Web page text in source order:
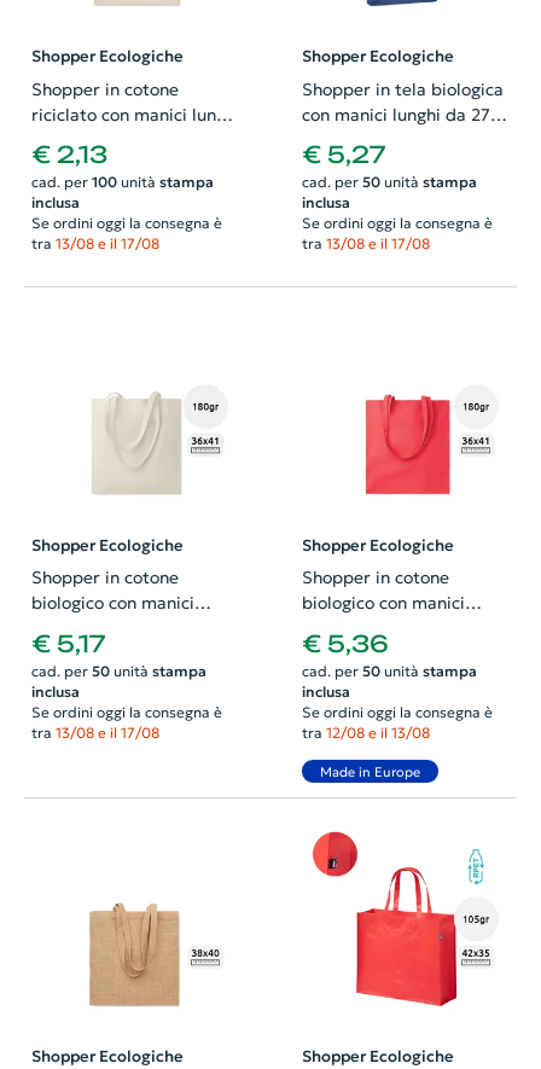
Shopper Ecologiche
Shopper in cotone
riciclato con manici lunghi
da 140gr 38X42cm
€ 2,13
cad. per 100unità stampa
inclusa
Se ordini oggi la consegna è
tra 13/08 e il 17/08
Shopper Ecologiche
Shopper in tela biologica
con manici lunghi da 270g
38x9x42cm
€ 5,27
cad. per 50unità stampa
inclusa
Se ordini oggi la consegna è
tra 13/08 e il 17/08
Shopper Ecologiche
Shopper in cotone
biologico con manici
da 180gr 36x41cm
€ 5,17
cad. per 50unità stampa
inclusa
Se ordini oggi la consegna è
tra 13/08 e il 17/08
Shopper Ecologiche
Shopper in cotone
biologico con manici
da 180gr 36x41cm
€ 5,36
cad. per 50unità stampa
inclusa
Se ordini oggi la consegna è
tra 12/08 e il 13/08
Made in Europe
Shopper Ecologiche Shopper Ecologiche